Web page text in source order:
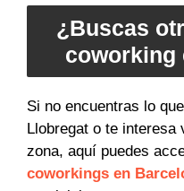
¿Buscas
coworking
Si no encuentras lo
Llobregat o te
zona, aquí puedes
coworkings en